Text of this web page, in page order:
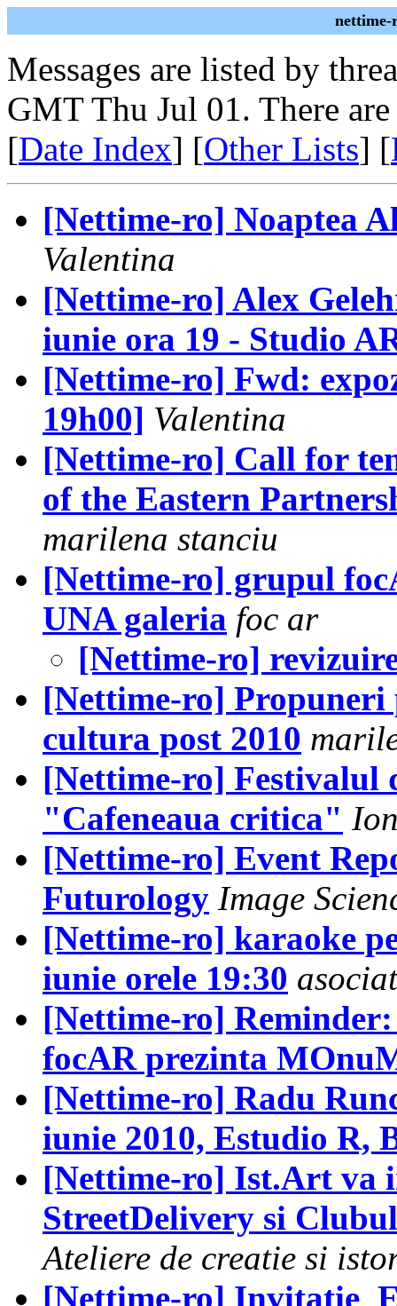
nettime-
Messages are listed by
GMT Thu Jul 01. There are
[Date Index] [Other Lists] [
[Nettime-ro] Noaptea
Valentina
[Nettime-ro] Alex
iunie ora 19 - Studio
[Nettime-ro] Fwd:
19h00] Valentina
[Nettime-ro] Call for
of the Eastern
marilena stanciu
[Nettime-ro] grupul
UNA galeria foc ar
[Nettime-ro]
[Nettime-ro]
cultura post 2010
[Nettime-ro] Festivalul
"Cafeneaua critica"
[Nettime-ro] Event
Futurology Image
[Nettime-ro] karaoke
iunie orele 19:30
[Nettime-ro]
focAR prezinta
[Nettime-ro] Radu
iunie 2010, Estudio R,
[Nettime-ro] Ist.Art va
StreetDelivery si
Ateliere de creatie si
[Nettime-ro]